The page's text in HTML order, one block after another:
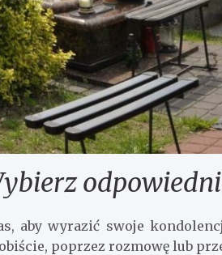
aby wyrazić swoje
poprzez rozmowę lub